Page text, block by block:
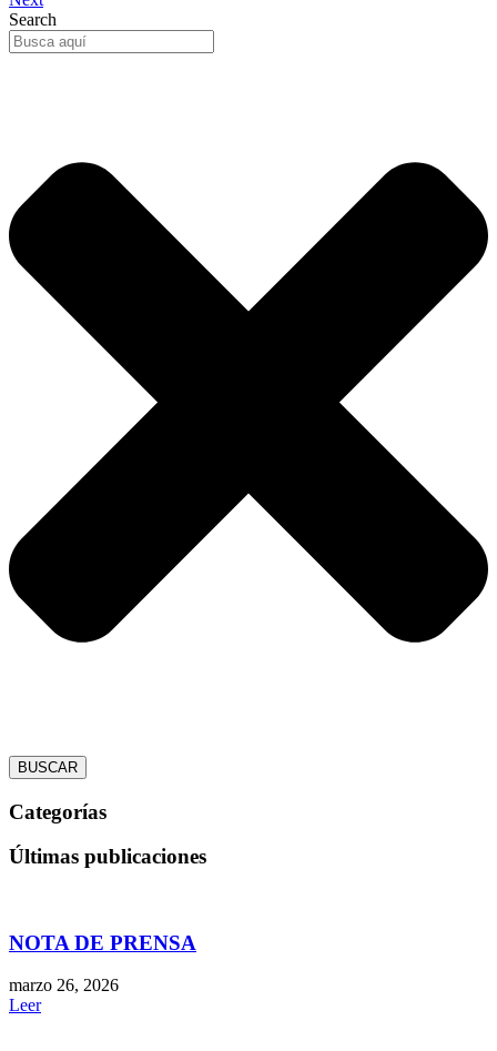
Search
BUSCAR
Categorías
Últimas publicaciones
NOTA DE PRENSA
marzo 26, 2026
Leer